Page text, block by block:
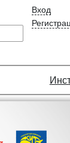
Вход